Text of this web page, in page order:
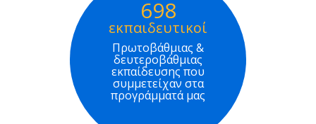
698
εκπαιδευτικοί
Πρωτοβάθμιας &
δευτεροβάθμιας
εκπαίδευσης που
συμμετείχαν στα
προγράμματά μας